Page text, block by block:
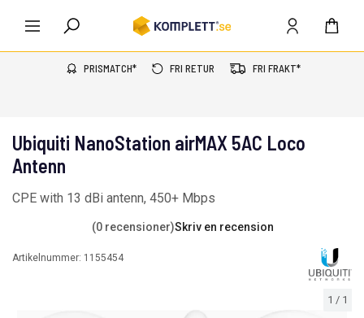
PRISMATCH* FRI RETUR FRI FRAKT*
1 / 1
Ubiquiti NanoStation airMAX 5AC Loco
Antenn
CPE with 13 dBi antenn, 450+ Mbps
(0 recensioner)Skriv en recension
Artikelnummer: 1155454